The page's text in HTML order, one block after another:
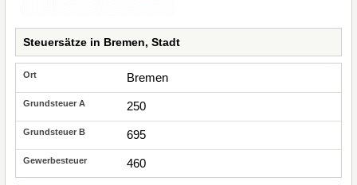
Steuersätze in Bremen, Stadt
Bremen
250
695
460